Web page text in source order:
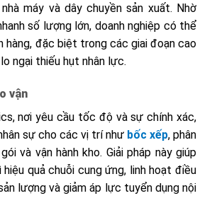
máy và dây chuyền sản xuất. Nhờ
số lượng lớn, doanh nghiệp có thể
hàng, đặc biệt trong các giai đoạn cao
ngại thiếu hụt nhân lực.
vận
nơi yêu cầu tốc độ và sự chính xác,
sự cho các vị trí như bốc xếp, phân
và vận hành kho. Giải pháp này giúp
quả chuỗi cung ứng, linh hoạt điều
lượng và giảm áp lực tuyển dụng nội